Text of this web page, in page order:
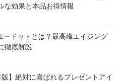
な効果と本品お得情報
ードットとは？最高峰エイジング
徹底解説
】絶対に喜ばれるプレゼントアイ